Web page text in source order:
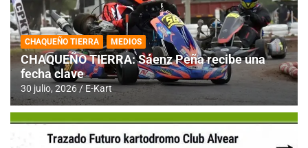
CHAQUEÑO TIERRA MEDIOS
CHAQUEÑO TIERRA: Sáenz Peña recibe una
fecha clave
30 julio, 2026 E-Kart